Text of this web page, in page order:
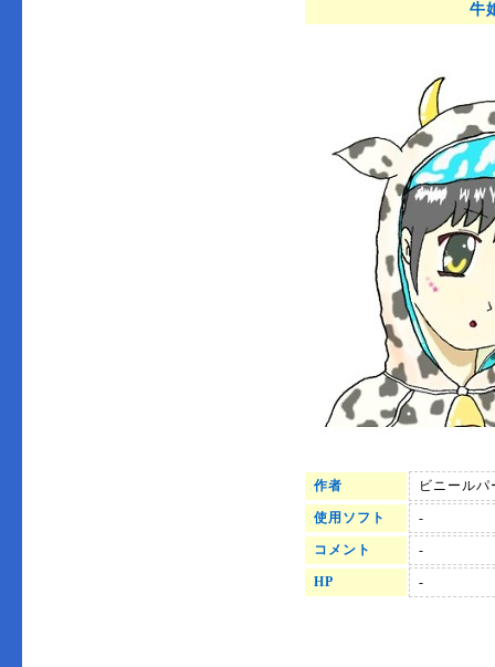
牛
作者 ビニールパ
使用ソフト -
コメント -
HP -